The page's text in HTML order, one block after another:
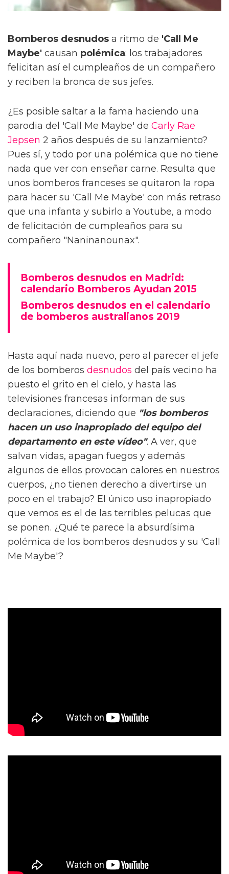
Bomberos desnudos a ritmo de 'Call Me
Maybe' causan polémica: los trabajadores
felicitan así el cumpleaños de un compañero
y reciben la bronca de sus jefes.
¿Es posible saltar a la fama haciendo una
parodia del 'Call Me Maybe' de Carly Rae
Jepsen 2 años después de su lanzamiento?
Pues sí, y todo por una polémica que no tiene
nada que ver con enseñar carne. Resulta que
unos bomberos franceses se quitaron la ropa
para hacer su 'Call Me Maybe' con más retraso
que una infanta y subirlo a Youtube, a modo
de felicitación de cumpleaños para su
compañero "Naninanounax".
Bomberos desnudos en Madrid:
calendario Bomberos Ayudan 2015
Bomberos desnudos en el calendario
de bomberos australianos 2019
Hasta aquí nada nuevo, pero al parecer el jefe
de los bomberos desnudos del país vecino ha
puesto el grito en el cielo, y hasta las
televisiones francesas informan de sus
declaraciones, diciendo que "los bomberos
hacen un uso inapropiado del equipo del
departamento en este vídeo". A ver, que
salvan vidas, apagan fuegos y además
algunos de ellos provocan calores en nuestros
cuerpos, ¿no tienen derecho a divertirse un
poco en el trabajo? El único uso inapropiado
que vemos es el de las terribles pelucas que
se ponen. ¿Qué te parece la absurdísima
polémica de los bomberos desnudos y su 'Call
Me Maybe'?